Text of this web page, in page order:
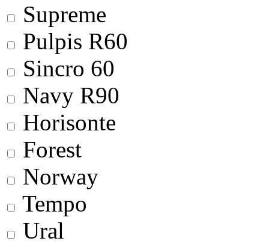
Supreme
Pulpis R60
Sincro 60
Navy R90
Horisonte
Forest
Norway
Tempo
Ural